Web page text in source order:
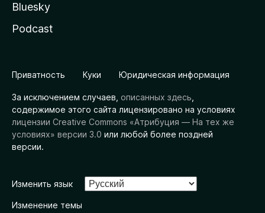
Bluesky
Podcast
Приватность Куки Юридическая информация
За исключением случаев, описанных здесь
содержимое этого сайта лицензировано на условиях
лицензии Creative Commons «Атрибуция — На тех же
условиях» версии 3.0 или любой более поздней
версии.
Изменить язык
Изменение темы